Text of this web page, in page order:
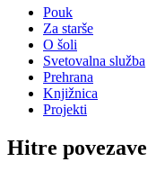
Pouk
Za starše
O šoli
Svetovalna služba
Prehrana
Knjižnica
Projekti
Hitre povezave